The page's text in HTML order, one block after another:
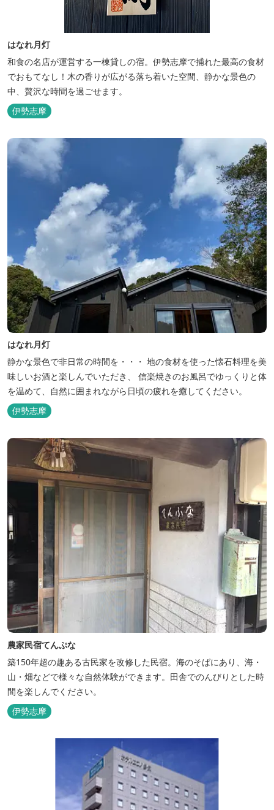
はなれ月灯
和食の名店が運営する一棟貸しの宿。伊勢志摩で捕れた最高の食材
でおもてなし！木の香りが広がる落ち着いた空間、静かな景色の
中、贅沢な時間を過ごせます。
伊勢志摩
はなれ月灯
静かな景色で非日常の時間を・・・ 地の食材を使った懐石料理を美
味しいお酒と楽しんでいただき、 信楽焼きのお風呂でゆっくりと体
を温めて、自然に囲まれながら日頃の疲れを癒してください。
伊勢志摩
農家民宿てんぷな
築150年超の趣ある古民家を改修した民宿。海のそばにあり、海・
山・畑などで様々な自然体験ができます。田舎でのんびりとした時
間を楽しんでください。
伊勢志摩